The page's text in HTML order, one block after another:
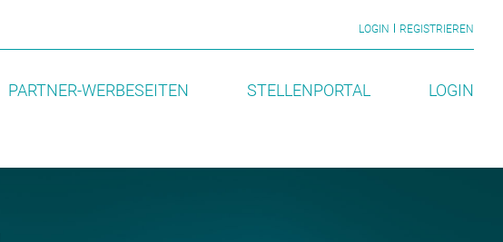
LOGIN REGISTRIEREN
PARTNER-WERBESEITEN STELLENPORTAL LOGIN